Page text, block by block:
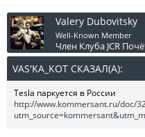
Valery Dubovitsky
Well-Known Member
Член Клуба JCR
VAS'KA_KOT СКАЗАЛ(А):
Tesla паркуется в России
http://www.kommersant.ru/doc/